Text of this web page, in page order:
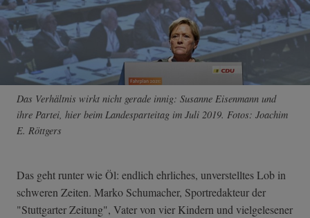
Das Verhältnis wirkt nicht gerade innig: Susanne Eisenmann und
ihre Partei, hier beim Landesparteitag im Juli 2019. Fotos: Joachim
E. Röttgers
Das geht runter wie Öl: endlich ehrliches, unverstelltes Lob in
schweren Zeiten. Marko Schumacher, Sportredakteur der
"Stuttgarter Zeitung", Vater von vier Kindern und vielgelesener